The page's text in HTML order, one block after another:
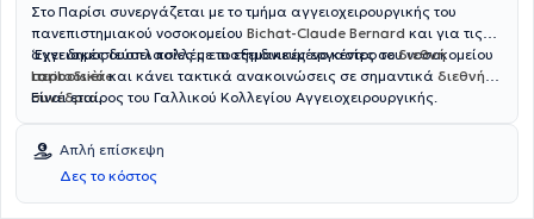
Στο Παρίσι συνεργάζεται με το τμήμα αγγειοχειρουργικής του
πανεπιστημιακού νοσοκομείου Bichat-Claude Bernard και για τις
αγγειακές δυσπλασίες με το εξειδικευμένο κέντρο του νοσοκομείου
Lariboisière.
‘Εχει δημοσιεύσει πολλές επιστημονικές εργασίες σεδιεθνή
περιοδικάκαι κάνει τακτικά ανακοινώσεις σε σημαντικά διεθνή
συνέδρια.
Είναι εταίρος του Γαλλικού Κολλεγίου Αγγειοχειρουργικής.
Απλή επίσκεψη
Δες το κόστος